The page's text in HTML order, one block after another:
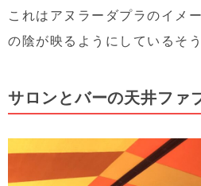
これはアヌラーダプラのイメ
の陰が映るようにしているそう
サロンとバーの天井ファ